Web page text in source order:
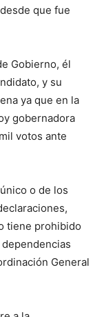
que fue
Gobierno, él
y su
ya que en la
gobernadora
votos ante
o de los
tiene prohibido
General